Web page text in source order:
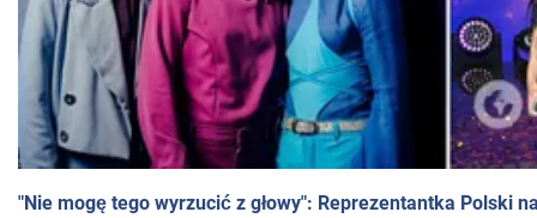
"Nie mogę tego wyrzucić z głowy": Reprezentantka Polski